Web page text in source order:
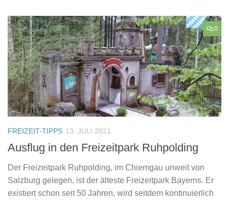
0
FREIZEIT-TIPPS 13. JULI 2021
Ausflug in den Freizeitpark Ruhpolding
Der Freizeitpark Ruhpolding, im Chiemgau unweit von
Salzburg gelegen, ist der älteste Freizeitpark Bayerns. Er
existiert schon seit 50 Jahren, wird seitdem kontinuierlich